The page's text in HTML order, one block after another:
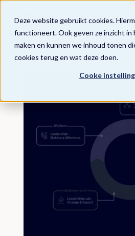
Deze website gebruikt cookies.
functioneert. Ook geven ze inzicht
maken en kunnen we inhoud tonen
cookies terug en wat deze doen.
Cooke